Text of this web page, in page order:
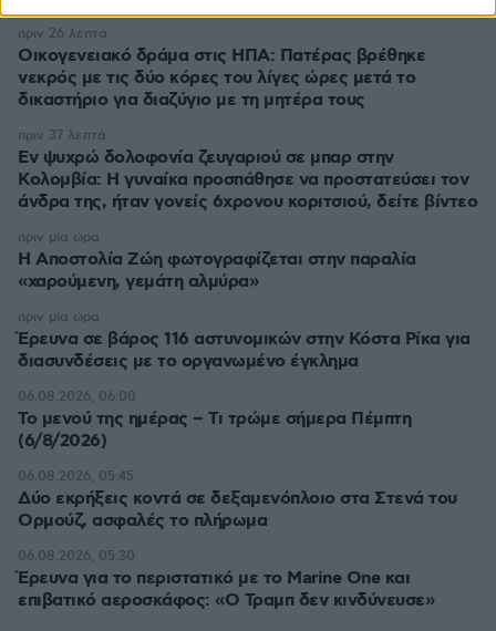
Οικογενειακό δράμα στις ΗΠΑ: Πατέρας βρέθηκε
νεκρός με τις δύο κόρες του λίγες ώρες μετά το
δικαστήριο για διαζύγιο με τη μητέρα τους
πριν 26 λεπτά
Εν ψυχρώ δολοφονία ζευγαριού σε μπαρ στην
Κολομβία: Η γυναίκα προσπάθησε να προστατεύσει τον
άνδρα της, ήταν γονείς 6χρονου κοριτσιού, δείτε βίντεο
πριν 37 λεπτά
H Αποστολία Ζώη φωτογραφίζεται στην παραλία
«χαρούμενη, γεμάτη αλμύρα»
πριν μία ώρα
Έρευνα σε βάρος 116 αστυνομικών στην Κόστα Ρίκα για
διασυνδέσεις με το οργανωμένο έγκλημα
πριν μία ώρα
Το μενού της ημέρας – Τι τρώμε σήμερα Πέμπτη
(6/8/2026)
06.08.2026, 06:00
Δύο εκρήξεις κοντά σε δεξαμενόπλοιο στα Στενά του
Ορμούζ, ασφαλές το πλήρωμα
06.08.2026, 05:45
Έρευνα για το περιστατικό με το Marine One και
επιβατικό αεροσκάφος: «Ο Τραμπ δεν κινδύνευσε»
06.08.2026, 05:30